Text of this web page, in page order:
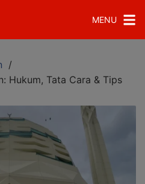
MENU
Hukum, Tata Cara & Tips